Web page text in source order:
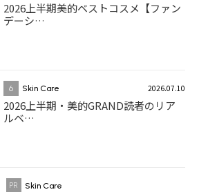
2026上半期美的ベストコスメ【ファン
デーシ…
6 Skin Care 2026.07.10
2026上半期・美的GRAND読者のリア
ルベ…
Skin Care